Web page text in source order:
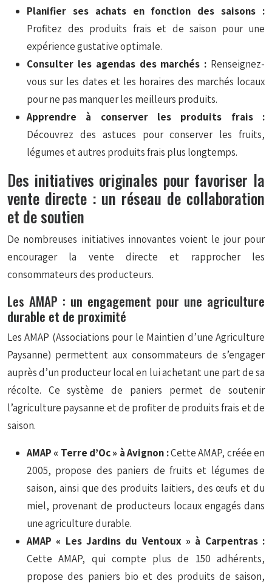
Planifier ses achats en fonction des saisons :
Profitez des produits frais et de saison pour une
expérience gustative optimale.
Consulter les agendas des marchés : Renseignez-
vous sur les dates et les horaires des marchés locaux
pour ne pas manquer les meilleurs produits.
Apprendre à conserver les produits frais :
Découvrez des astuces pour conserver les fruits,
légumes et autres produits frais plus longtemps.
Des initiatives originales pour favoriser la
vente directe : un réseau de collaboration
et de soutien
De nombreuses initiatives innovantes voient le jour pour
encourager la vente directe et rapprocher les
consommateurs des producteurs.
Les AMAP : un engagement pour une agriculture
durable et de proximité
Les AMAP (Associations pour le Maintien d’une Agriculture
Paysanne) permettent aux consommateurs de s’engager
auprès d’un producteur local en lui achetant une part de sa
récolte. Ce système de paniers permet de soutenir
l’agriculture paysanne et de profiter de produits frais et de
saison.
AMAP « Terre d’Oc » à Avignon :Cette AMAP, créée en
2005, propose des paniers de fruits et légumes de
saison, ainsi que des produits laitiers, des œufs et du
miel, provenant de producteurs locaux engagés dans
une agriculture durable.
AMAP « Les Jardins du Ventoux » à Carpentras :
Cette AMAP, qui compte plus de 150 adhérents,
propose des paniers bio et des produits de saison,